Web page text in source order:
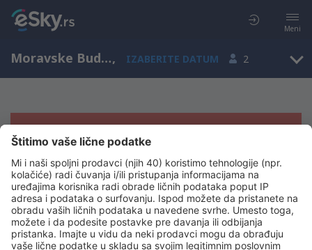
Meni
Moravske Budejovice, Vysocina, Češka, IZABERITE DATUM 2
Žao nam je, ne možemo da prikažemo
rezultate
Pokušajte još jednom kad izaberete druge kriterijume